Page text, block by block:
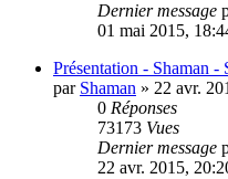
Dernier message
01 mai 2015,
Présentation - Shaman -
par Shaman » 22 avr.
0 Réponses
73173 Vues
Dernier message
22 avr. 2015,